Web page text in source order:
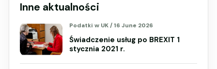
Inne aktualności
Podatki w UK/16 June 2026
Świadczenie usług po BREXIT 1
stycznia 2021 r.